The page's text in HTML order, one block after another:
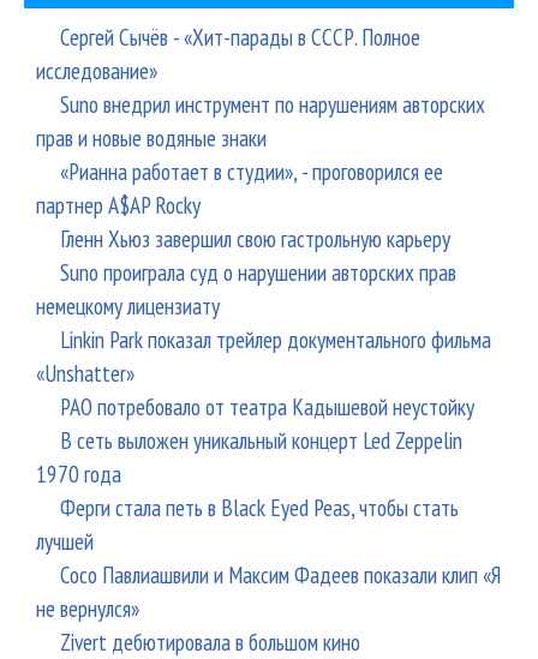
Сергей Сычёв - «Хит-парады в СССР. Полное
исследование»
Suno внедрил инструмент по нарушениям авторских
прав и новые водяные знаки
«Рианна работает в студии», - проговорился ее
партнер A$AP Rocky
Гленн Хьюз завершил свою гастрольную карьеру
Suno проиграла суд о нарушении авторских прав
немецкому лицензиату
Linkin Park показал трейлер документального фильма
«Unshatter»
РАО потребовало от театра Кадышевой неустойку
В сеть выложен уникальный концерт Led Zeppelin
1970 года
Ферги стала петь в Black Eyed Peas, чтобы стать
лучшей
Сосо Павлиашвили и Максим Фадеев показали клип «Я
не вернулся»
Zivert дебютировала в большом кино